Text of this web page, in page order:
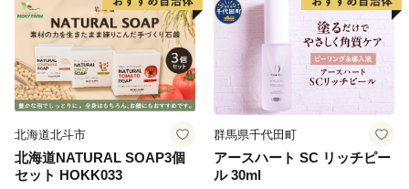
北海道北斗市
北海道NATURAL SOAP3個
セット HOKK033
群馬県千代田町
アースハート SC リッチピー
ル 30ml